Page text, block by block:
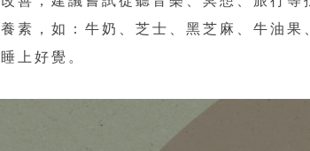
素，如：牛奶、芝士、黑芝麻、牛油
上好覺。